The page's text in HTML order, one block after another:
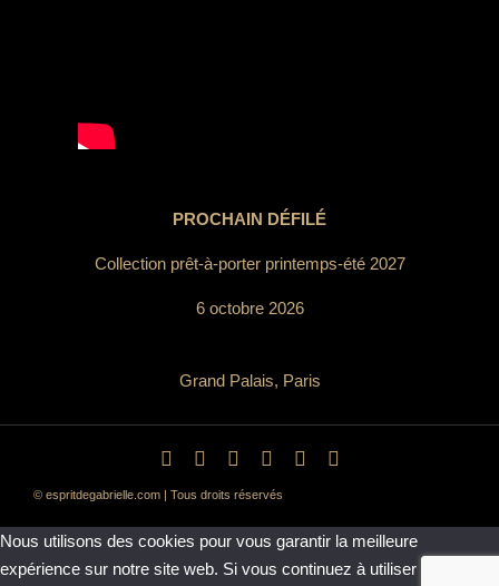
PROCHAIN DÉFILÉ
Collection prêt-à-porter printemps-été 2027
6 octobre 2026
Grand Palais, Paris
© espritdegabrielle.com | Tous droits réservés
Nous utilisons des cookies pour vous garantir la meilleure
expérience sur notre site web. Si vous continuez à utiliser ce site,